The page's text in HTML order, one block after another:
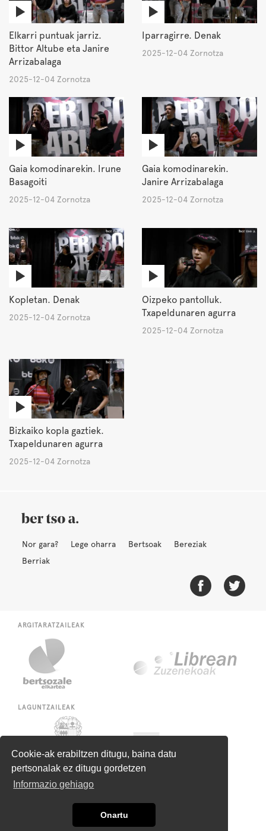
Cookie-ak erabiltzen ditugu, baina datu
pertsonalak ez ditugu gordetzen
Informazio gehiago
Onartu
Elkarri puntuak jarriz.
Bittor Altube eta Janire
Arrizabalaga
2025-12-04 Zornotza
Iparragirre. Denak
2025-12-04 Zornotza
Gaia komodinarekin. Irune
Basagoiti
2025-12-04 Zornotza
Gaia komodinarekin.
Janire Arrizabalaga
2025-12-04 Zornotza
Kopletan. Denak
2025-12-04 Zornotza
Oizpeko pantolluk.
Txapeldunaren agurra
2025-12-04 Zornotza
Bizkaiko kopla gaztiek.
Txapeldunaren agurra
2025-12-04 Zornotza
Nor gara? Lege oharra Bertsoak
Bereziak
Berriak
ARGITARATZAILEAK
LAGUNTZAILEAK